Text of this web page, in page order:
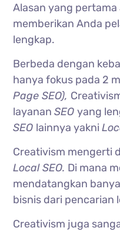
Alasan yang
memberikan Anda
lengkap.
Berbeda dengan
hanya fokus pada 2
Page SEO),
layananSEOyang
SEO lainnya yakni
Creativism mengerti
Local SEO. Di mana
mendatangkan
bisnis dari pencarian
Creativism juga